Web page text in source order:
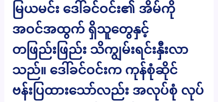
မြယမင်း ဒေါ်ခင်ဝင်း၏ အိမ်ကို
အဝင်အထွက် ရှိသူတွေနှင့်
တဖြည်းဖြည်း သိကျွမ်းရင်းနှီးလာ
သည်။ ဒေါ်ခင်ဝင်းက ကုန်စုံဆိုင်
ဗန်းပြထားသော်လည်း အလုပ်စုံ လုပ်